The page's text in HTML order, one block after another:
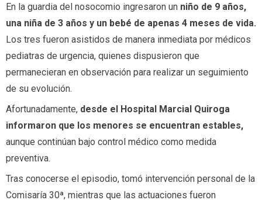
En la guardia del nosocomio ingresaron un niño de 9 años,
una niña de 3 años y un bebé de apenas 4 meses de vida.
Los tres fueron asistidos de manera inmediata por médicos
pediatras de urgencia, quienes dispusieron que
permanecieran en observación para realizar un seguimiento
de su evolución.
Afortunadamente, desde el Hospital Marcial Quiroga
informaron que los menores se encuentran estables,
aunque continúan bajo control médico como medida
preventiva.
Tras conocerse el episodio, tomó intervención personal de la
Comisaría 30ª, mientras que las actuaciones fueron